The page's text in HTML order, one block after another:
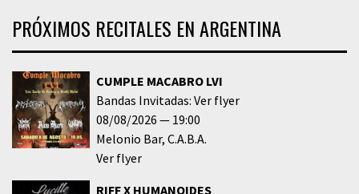
PRÓXIMOS RECITALES EN ARGENTINA
CUMPLE MACABRO LVI
Bandas Invitadas: Ver flyer
08/08/2026
19:00
Melonio Bar C.A.B.A.
Ver flyer
RIFF X HUMANOIDES